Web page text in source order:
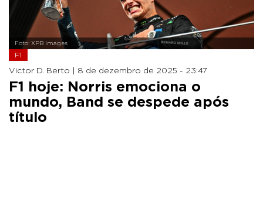
Foto: XPB Images
F1
Victor D. Berto | 8 de dezembro de 2025 - 23:47
F1 hoje: Norris emociona o
mundo, Band se despede após
título